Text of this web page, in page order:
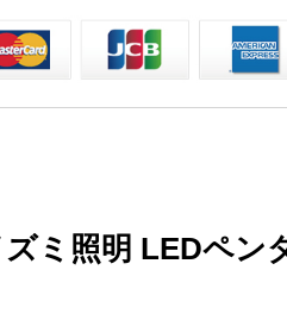
ミ照明 LEDペン